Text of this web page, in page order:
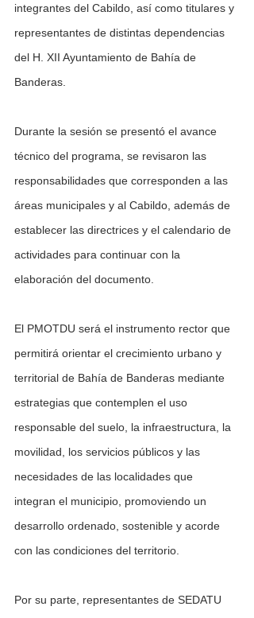
integrantes del Cabildo, así como titulares y
representantes de distintas dependencias
del H. XII Ayuntamiento de Bahía de
Banderas.
Durante la sesión se presentó el avance
técnico del programa, se revisaron las
responsabilidades que corresponden a las
áreas municipales y al Cabildo, además de
establecer las directrices y el calendario de
actividades para continuar con la
elaboración del documento.
El PMOTDU será el instrumento rector que
permitirá orientar el crecimiento urbano y
territorial de Bahía de Banderas mediante
estrategias que contemplen el uso
responsable del suelo, la infraestructura, la
movilidad, los servicios públicos y las
necesidades de las localidades que
integran el municipio, promoviendo un
desarrollo ordenado, sostenible y acorde
con las condiciones del territorio.
Por su parte, representantes de SEDATU